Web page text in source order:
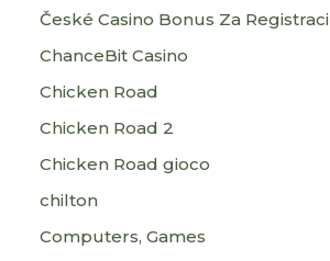
České Casino Bonus Za Registraci
ChanceBit Casino
Chicken Road
Chicken Road 2
Chicken Road gioco
chilton
Computers, Games